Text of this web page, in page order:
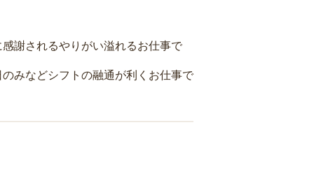
謝されるやりがい溢れるお仕事で
みなどシフトの融通が利くお仕事で